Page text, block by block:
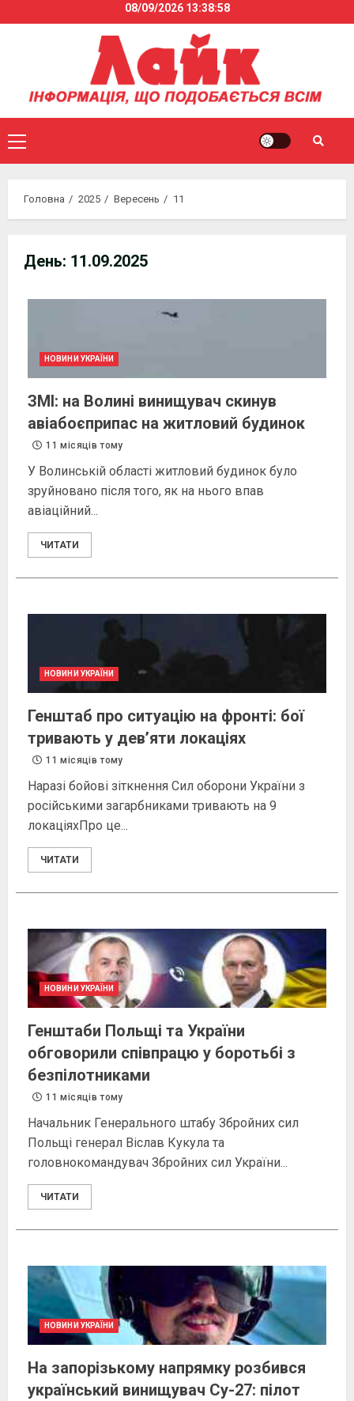
to
08/09/2026 13:38:59
Primary
Menu
Головна 2025 Вересень 11
День: 11.09.2025
НОВИНИ УКРАЇНИ
ЗМІ: на Волині винищувач скинув
авіабоєприпас на житловий будинок
11 місяців тому
У Волинській області житловий будинок було
зруйновано після того, як на нього впав
авіаційний...
ЧИТАТИ
НОВИНИ УКРАЇНИ
Генштаб про ситуацію на фронті: бої
тривають у дев’яти локаціях
11 місяців тому
Наразі бойові зіткнення Сил оборони України з
російськими загарбниками тривають на 9
локаціяхПро це...
ЧИТАТИ
НОВИНИ УКРАЇНИ
Генштаби Польщі та України
обговорили співпрацю у боротьбі з
безпілотниками
11 місяців тому
Начальник Генерального штабу Збройних сил
Польщі генерал Віслав Кукула та
головнокомандувач Збройних сил України...
ЧИТАТИ
НОВИНИ УКРАЇНИ
На запорізькому напрямку розбився
український винищувач Су-27: пілот